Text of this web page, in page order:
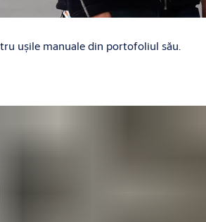
ușile manuale din portofoliul său.